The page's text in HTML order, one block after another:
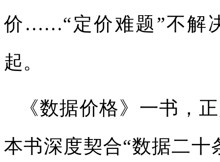
价……“定价难题”不解
起。
《数据价格》一书，
本书深度契合“数据二